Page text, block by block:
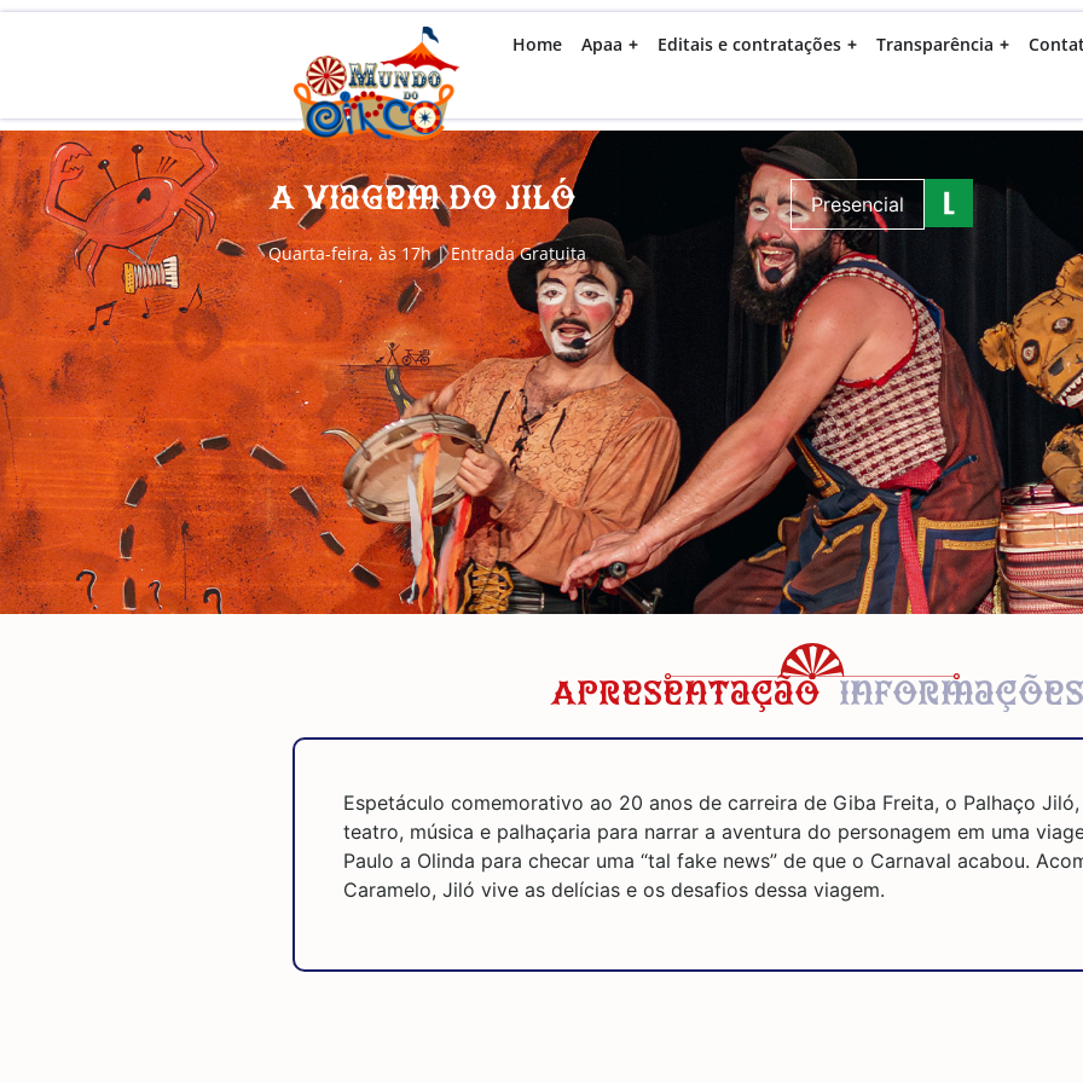
Home Apaa Editais e contratações Transparência
A Viagem do Jiló
Quarta-feira, às 17h | Entrada Gratuita
Presencial
Apresentação Informações
Espetáculo comemorativo ao 20 anos de carreira de Giba Freita, o Palhaço
teatro, música e palhaçaria para narrar a aventura do personagem em uma
Paulo a Olinda para checar uma “tal fake news” de que o Carnaval acabou.
Caramelo, Jiló vive as delícias e os desafios dessa viagem.